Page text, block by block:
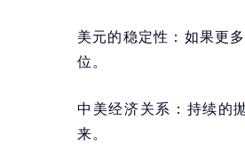
美元的稳定性：如果更
位。
中美经济关系：持续的
来。